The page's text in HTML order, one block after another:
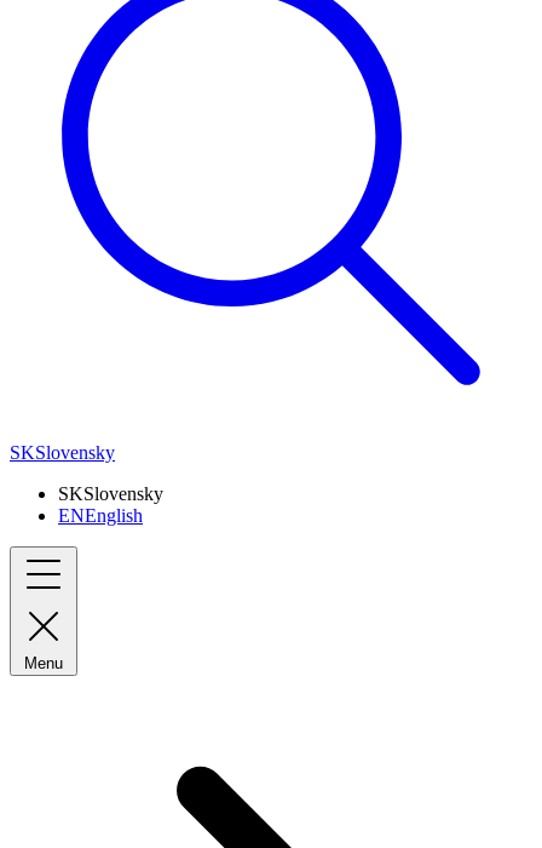
SKSlovensky
SKSlovensky
ENEnglish
Menu